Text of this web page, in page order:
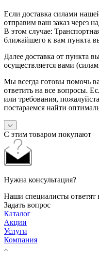
Если доставка силами
отправим ваш заказ через
В этом случае:
ближайшего к вам пункта
Далее доставка от пункта
осуществляется вами
Мы всегда готовы помочь
ответить на все вопросы.
или требования,
постараемся найти
С этим товаром покупают
Нужна консультация?
Наши специалисты
Задать вопрос
Каталог
Акции
Услуги
Компания